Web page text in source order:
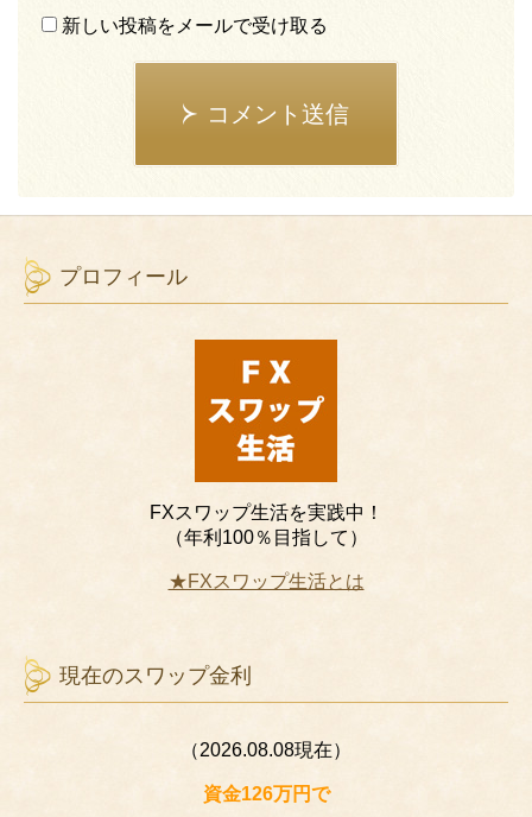
新しい投稿をメールで受け取る
コメント送信
プロフィール
FXスワップ生活を実践中！
（年利100％目指して）
★FXスワップ生活とは
現在のスワップ金利
（2026.08.08現在）
資金126万円で